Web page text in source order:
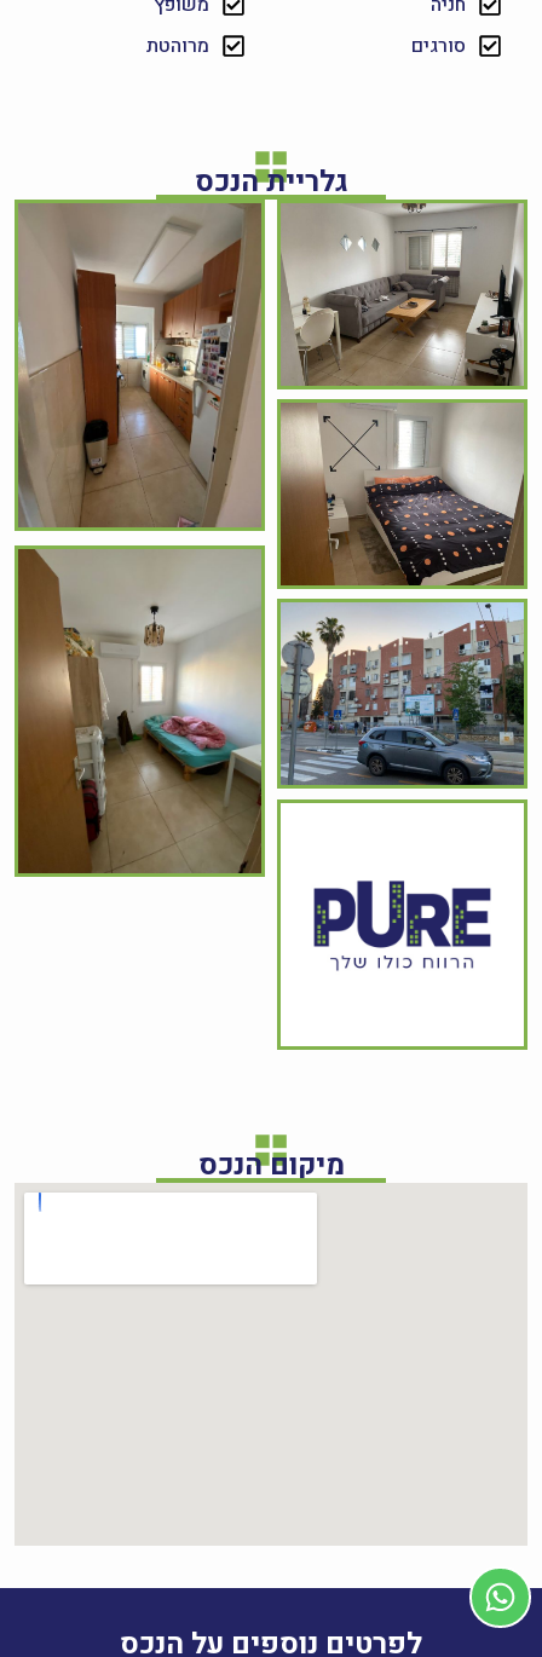
סורגים
מרוהטת
גלריית הנכס
מיקום הנכס
לפרטים נוספים על הנכס